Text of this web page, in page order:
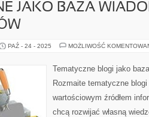
JAKO BAZA
PAŹ - 24 - 2025 MOŻLIWOŚĆ
Tematyczne blogi jako
Rozmaite tematyczne
wartościowym źródłem
chcą rozwijać własną